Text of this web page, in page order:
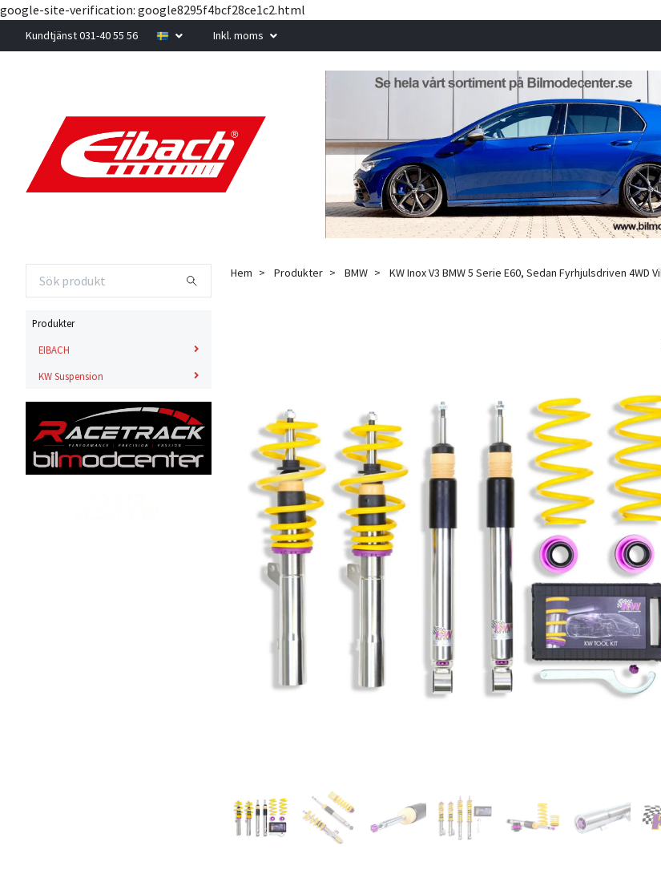
google-site-verification: google8295f4bcf28ce1c2.html
Kundtjänst 031-40 55 56 Inkl. moms
Produkter
EIBACH
KW Suspension
Hem Produkter BMW KW Inox V3 BMW 5 Serie E60, Sedan Fyrhjulsdriven 4WD